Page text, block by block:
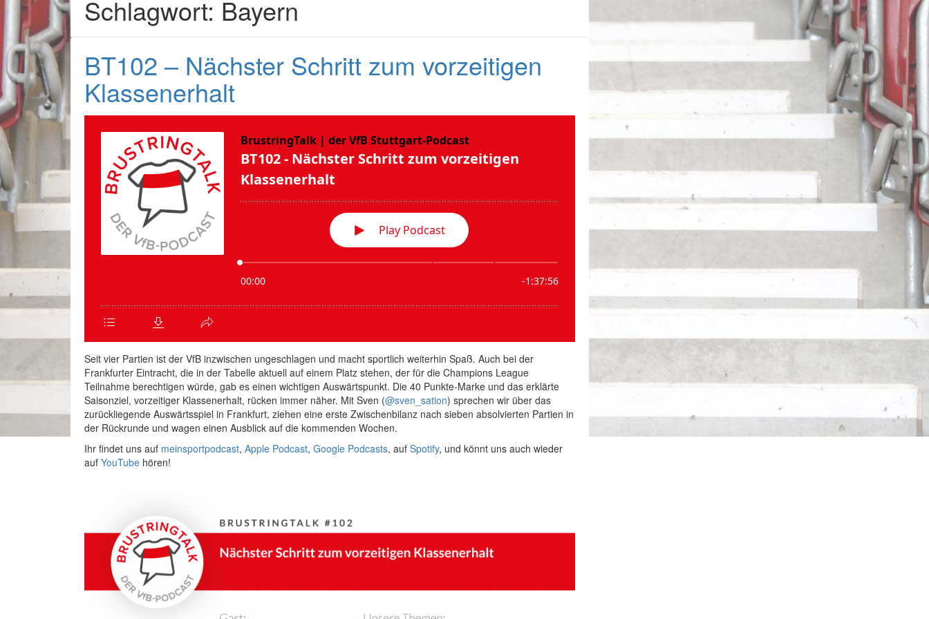
Schlagwort: Bayern
BT102 – Nächster Schritt zum vorzeitigen
Klassenerhalt
Seit vier Partien ist der VfB inzwischen ungeschlagen und macht sportlich weiterhin Spaß. Auch bei der
Frankfurter Eintracht, die in der Tabelle aktuell auf einem Platz stehen, der für die Champions League
Teilnahme berechtigen würde, gab es einen wichtigen Auswärtspunkt. Die 40 Punkte-Marke und das erklärte
Saisonziel, vorzeitiger Klassenerhalt, rücken immer näher. Mit Sven (@sven_sation) sprechen wir über das
zurückliegende Auswärtsspiel in Frankfurt, ziehen eine erste Zwischenbilanz nach sieben absolvierten Partien in
der Rückrunde und wagen einen Ausblick auf die kommenden Wochen.
Ihr findet uns auf meinsportpodcast, Apple Podcast, Google Podcasts, auf Spotify, und könnt uns auch wieder
auf YouTube hören!